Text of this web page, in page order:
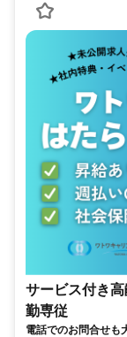
サービス付き
勤専従
電話でのお問合せも